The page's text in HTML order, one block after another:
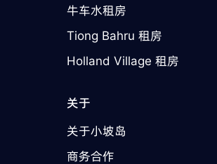
牛车水租房
Tiong Bahru 租房
Holland Village 租房
关于
关于小坡岛
商务合作